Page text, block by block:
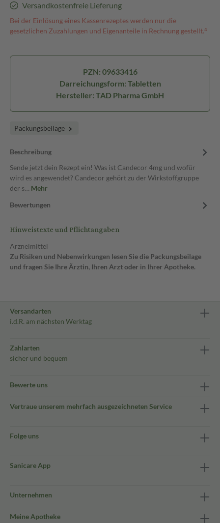
Versandkostenfreie Lieferung
Bei der Einlösung eines Kassenrezeptes werden nur die
gesetzlichen Zuzahlungen und Eigenanteile in Rechnung gestellt.⁴
PZN: 09633416
Darreichungsform: Tabletten
Hersteller: TAD Pharma GmbH
Packungsbeilage
Beschreibung
Sende jetzt dein Rezept ein! Was ist Candecor 4mg und wofür
wird es angewendet? Candecor gehört zu der Wirkstoffgruppe
der s… Mehr
Bewertungen
Hinweistexte und Pflichtangaben
Arzneimittel
Zu Risiken und Nebenwirkungen lesen Sie die Packungsbeilage
und fragen Sie Ihre Ärztin, Ihren Arzt oder in Ihrer Apotheke.
Versandarten
i.d.R. am nächsten Werktag
Zahlarten
sicher und bequem
Bewerte uns
Vertraue unserem mehrfach ausgezeichneten Service
Folge uns
Sanicare App
Unternehmen
Meine Apotheke